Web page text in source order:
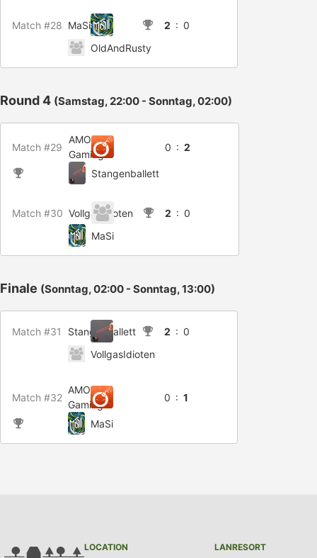
Match #28 MaSi 2 : 0
OldAndRusty
Round 4 (Samstag, 22:00 - Sonntag, 02:00)
Match #29
AMOX
Gaming
0 : 2
Stangenballett
Match #30 VollgasIdioten 2 : 0
MaSi
Finale (Sonntag, 02:00 - Sonntag, 13:00)
Match #31 Stangenballett 2 : 0
VollgasIdioten
Match #32
AMOX
Gaming
0 : 1
MaSi
LOCATION LANRESORT